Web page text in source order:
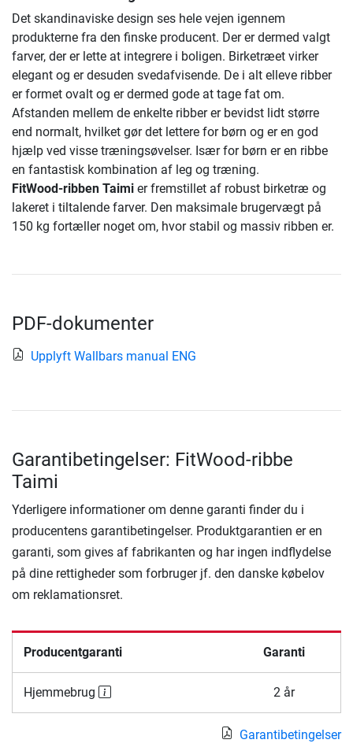
Det skandinaviske design ses hele vejen igennem
produkterne fra den finske producent. Der er dermed valgt
farver, der er lette at integrere i boligen. Birketræet virker
elegant og er desuden svedafvisende. De i alt elleve ribber
er formet ovalt og er dermed gode at tage fat om.
Afstanden mellem de enkelte ribber er bevidst lidt større
end normalt, hvilket gør det lettere for børn og er en god
hjælp ved visse træningsøvelser. Især for børn er en ribbe
en fantastisk kombination af leg og træning.
FitWood-ribben Taimi er fremstillet af robust birketræ og
lakeret i tiltalende farver. Den maksimale brugervægt på
150 kg fortæller noget om, hvor stabil og massiv ribben er.
PDF-dokumenter
Upplyft Wallbars manual ENG
Garantibetingelser: FitWood-ribbe
Taimi
Yderligere informationer om denne garanti finder du i
producentens garantibetingelser. Produktgarantien er en
garanti, som gives af fabrikanten og har ingen indflydelse
på dine rettigheder som forbruger jf. den danske købelov
om reklamationsret.
Producentgaranti Garanti
Hjemmebrug 2 år
Garantibetingelser